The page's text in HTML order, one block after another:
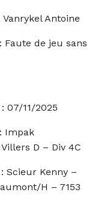
sans
D – Div 4C
–
H – 7153